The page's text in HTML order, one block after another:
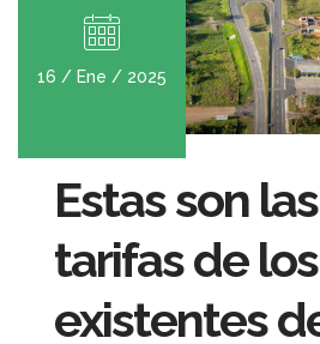
16 / Ene / 2025
Estas son
tarifas de
existentes